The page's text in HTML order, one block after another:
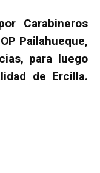
Carabineros
Pailahueque,
para luego
de Ercilla.